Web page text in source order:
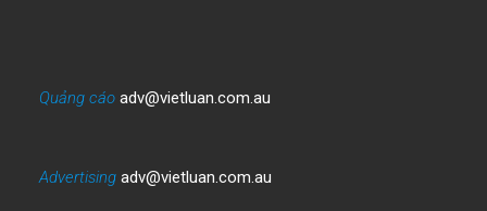
Quảng cáo adv@vietluan.com.au
Advertising adv@vietluan.com.au